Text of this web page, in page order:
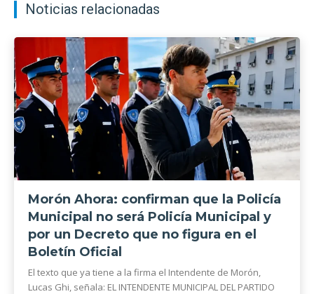
Noticias relacionadas
Morón Ahora: confirman que la Policía
Municipal no será Policía Municipal y
por un Decreto que no figura en el
Boletín Oficial
El texto que ya tiene a la firma el Intendente de Morón,
Lucas Ghi, señala: EL INTENDENTE MUNICIPAL DEL PARTIDO